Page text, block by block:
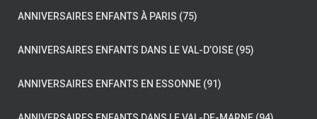
ANNIVERSAIRES ENFANTS À PARIS (75)
ANNIVERSAIRES ENFANTS DANS LE VAL-D’OISE (95)
ANNIVERSAIRES ENFANTS EN ESSONNE (91)